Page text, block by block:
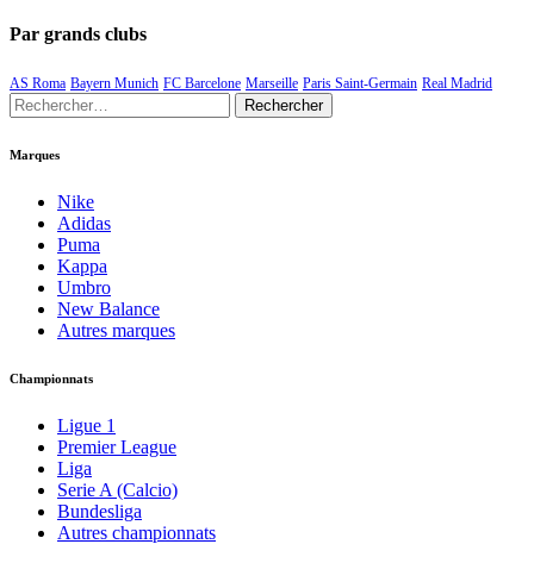
Par grands clubs
AS Roma Bayern Munich FC Barcelone Marseille Paris Saint-Germain Real Madrid
Rechercher :
Marques
Nike
Adidas
Puma
Kappa
Umbro
New Balance
Autres marques
Championnats
Ligue 1
Premier League
Liga
Serie A (Calcio)
Bundesliga
Autres championnats